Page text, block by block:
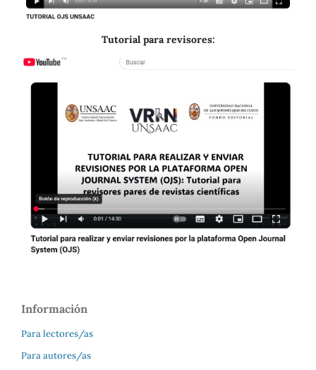
Tutorial para revisores:
Información
Para lectores/as
Para autores/as